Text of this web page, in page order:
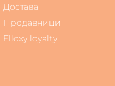
Достава
Продавници
Elloxy loyalty